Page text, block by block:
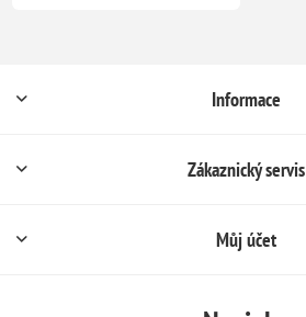
Informace
Zákaznický servis
Můj účet